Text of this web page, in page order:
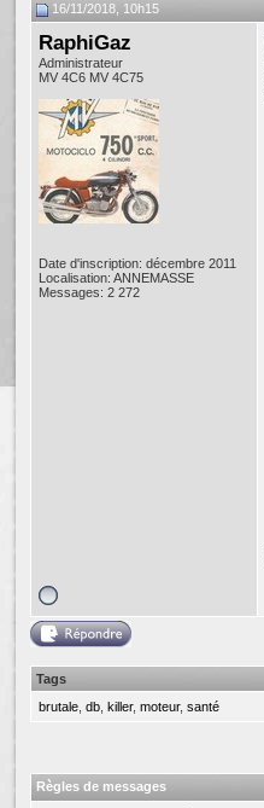
16/11/2018, 10h15
RaphiGaz
Administrateur
MV 4C6 MV 4C75
Date d'inscription: décembre 2011
Localisation: ANNEMASSE
Messages: 2 272
Tags
brutale db killer, moteur, santé
Règles de messages